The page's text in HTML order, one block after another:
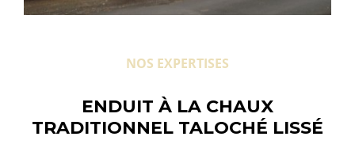
NOS EXPERTISES
ENDUIT À LA CHAUX
TRADITIONNEL TALOCHÉ LISSÉ